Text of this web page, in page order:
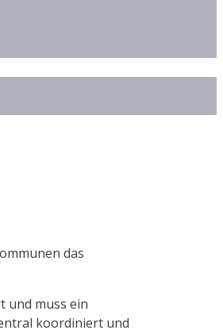
das
und muss ein
koordiniert und